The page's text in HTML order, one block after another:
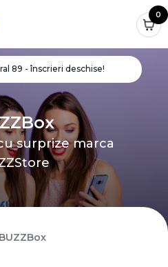
0
89 - înscrieri deschise!
surprize marca
BUZZBox